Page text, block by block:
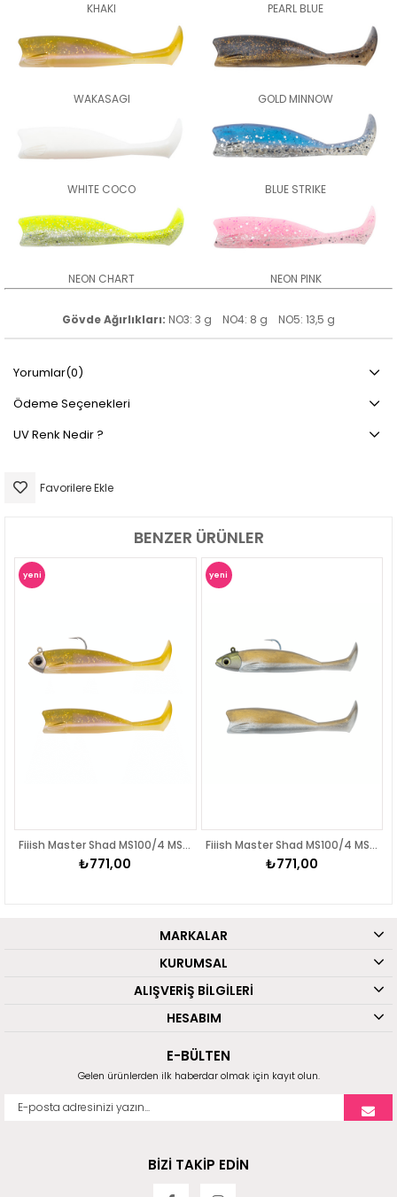
KHAKI PEARL BLUE
WAKASAGI GOLD MINNOW
WHITE COCO BLUE STRIKE
NEON CHART NEON PINK
Gövde Ağırlıkları: NO3: 3 g NO4: 8 g NO5: 13,5 g
Yorumlar(0)
Ödeme Seçenekleri
UV Renk Nedir ?
Favorilere Ekle
BENZER ÜRÜNLER
Fiiish Master Shad MS100/4 MS4516 Combo Light 8gr Wakasagi Fiiish Master Shad MS100/4 MS4518 Combo Medium 15gr Khaki
MARKALAR
KURUMSAL
ALIŞVERİŞ BİLGİLERİ
HESABIM
E-BÜLTEN
Gelen ürünlerden ilk haberdar olmak için kayıt olun.
BİZİ TAKİP EDİN